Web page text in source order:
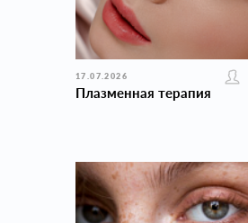
17.07.2026
Плазменная терапия